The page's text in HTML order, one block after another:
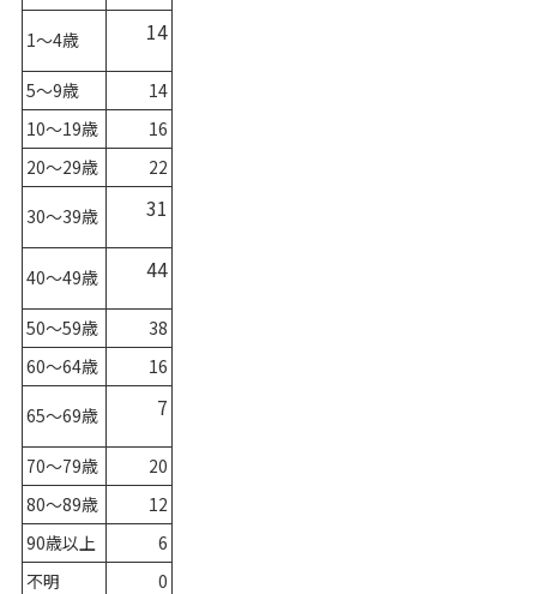
1～4歳 14
5～9歳
14
10～19歳
16
20～29歳
22
30～39歳 31
40～49歳 44
50～59歳
38
60～64歳
16
65～69歳 7
70～79歳
20
80～89歳
12
90歳以上
6
不明
0